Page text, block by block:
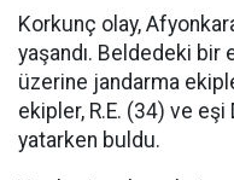
Korkunç olay,
yaşandı. Beldedeki
üzerine jandarma
ekipler, R.E. (34) ve
yatarken buldu.